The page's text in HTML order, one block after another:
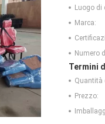
Luogo di
Marca:
Numero
Termini
Quantità
Prezzo: